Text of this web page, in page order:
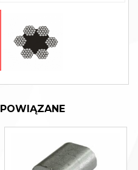
POWIĄZANE